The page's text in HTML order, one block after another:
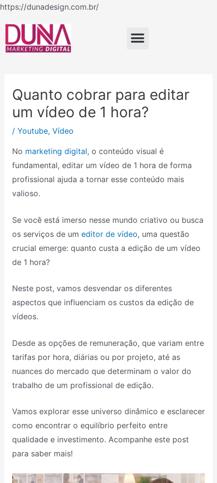
https://dunadesign.com.br/Ir
Menu
Quanto cobrar para editar
um vídeo de 1 hora?
/ Youtube, Vídeo
No marketing digital, o conteúdo visual é
fundamental, editar um vídeo de 1 hora de forma
profissional ajuda a tornar esse conteúdo mais
valioso.
Se você está imerso nesse mundo criativo ou busca
os serviços de um editor de vídeo, uma questão
crucial emerge: quanto custa a edição de um vídeo
de 1 hora?
Neste post, vamos desvendar os diferentes
aspectos que influenciam os custos da edição de
vídeos.
Desde as opções de remuneração, que variam entre
tarifas por hora, diárias ou por projeto, até as
nuances do mercado que determinam o valor do
trabalho de um profissional de edição.
Vamos explorar esse universo dinâmico e esclarecer
como encontrar o equilíbrio perfeito entre
qualidade e investimento. Acompanhe este post
para saber mais!
de
Post